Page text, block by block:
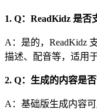
1. Q：ReadKidz 是否
A：是的，ReadKidz
描述、配音等，适用
2. Q：生成的内容是
A：基础版生成内容